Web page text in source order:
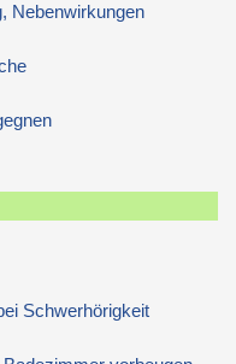
Nebenwirkungen
Schwerhörigkeit